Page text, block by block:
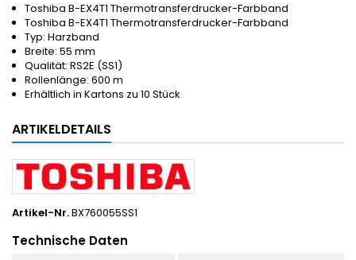
Toshiba B-EX4T1 Thermotransferdrucker-Farbband
Toshiba B-EX4T1 Thermotransferdrucker-Farbband
Typ: Harzband
Breite: 55 mm
Qualität: RS2E (SS1)
Rollenlänge: 600 m
Erhältlich in Kartons zu 10 Stück
ARTIKELDETAILS
Artikel-Nr.BX760055SS1
Technische Daten